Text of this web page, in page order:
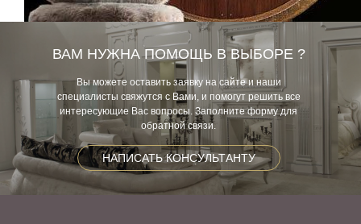
ВАМ НУЖНА ПОМОЩЬ В ВЫБОРЕ ?
Вы можете оставить заявку на сайте и наши
специалисты свяжутся с Вами, и помогут решить все
интересующие Вас вопросы. Заполните форму для
обратной связи.
НАПИСАТЬ КОНСУЛЬТАНТУ